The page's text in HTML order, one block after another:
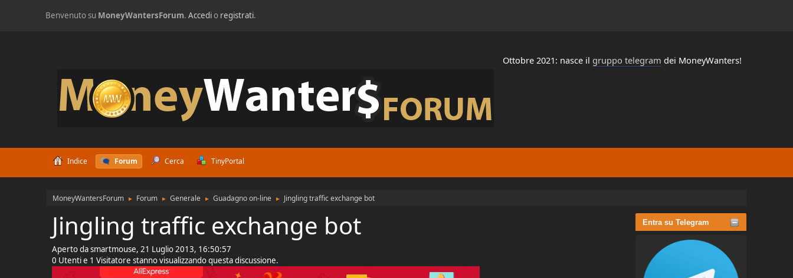
Benvenuto su MoneyWantersForum.Accedio registrati.
Ottobre 2021: nasce il gruppo telegram dei MoneyWanters!
Indice Forum Cerca TinyPortal
MoneyWantersForum ► Forum ► Generale ► Guadagno on-line ► Jingling traffic exchange bot
Entra su Telegram
Jingling traffic exchange bot
Aperto da smartmouse, 21 Luglio 2013, 16:50:57
0 Utenti e 1 Visitatore stanno visualizzando questa discussione.